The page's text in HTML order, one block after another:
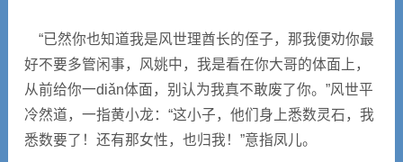
“已然你也知道我是风世理酋长的侄子，那我便劝你最
好不要多管闲事，风姚中，我是看在你大哥的体面上，
从前给你一diǎn体面，别认为我真不敢废了你。”风世平
冷然道，一指黄小龙：“这小子，他们身上悉数灵石，我
悉数要了！还有那女性，也归我！”意指凤儿。